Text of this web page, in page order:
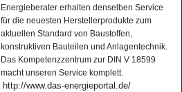
Energieberater erhalten denselben Service
für die neuesten Herstellerprodukte zum
aktuellen Standard von Baustoffen,
konstruktiven Bauteilen und Anlagentechnik.
Das Kompetenzzentrum zur DIN V 18599
macht unseren Service komplett.
http://www.das-energieportal.de/